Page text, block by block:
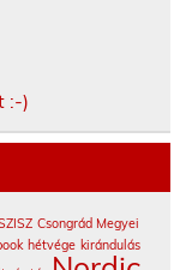
:-)
Csongrád Megyei
hétvége kirándulás